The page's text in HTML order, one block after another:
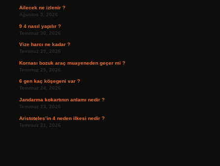
Ailecek ne izlenir ?
Ağustos 3, 2026
9 4 nasıl yapılır ?
Temmuz 30, 2026
Vize harcı ne kadar ?
Temmuz 29, 2026
Kornası bozuk araç muayeneden geçer mi ?
Temmuz 25, 2026
6 gen kaç köşegeni var ?
Temmuz 24, 2026
Jandarma kokartının anlamı nedir ?
Temmuz 23, 2026
Aristoteles’in 4 neden ilkesi nedir ?
Temmuz 21, 2026